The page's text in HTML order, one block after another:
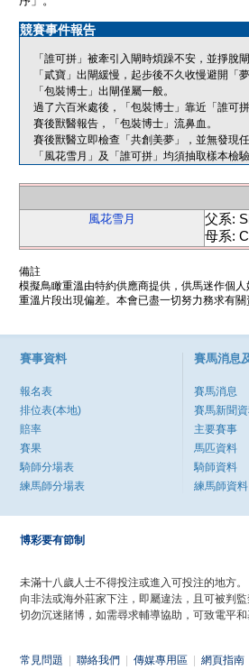
競賽事件報告
「誰可拼」被牽引入閘時煩躁不安，並掙脫
「貳寶」出閘緩慢，起步後不久收慢避開「
「包裝博士」出閘僅屬一般。
過了六百米處後，「包裝博士」靠近「誰可
賽後獸醫報告，「包裝博士」流鼻血。
賽後獸醫立即檢查「共創美夢」，並無發現
「風花雪月」及「誰可拼」均須抽取樣本檢驗
風花雪月
父系:
母系:
備註
模擬鳥瞰重溫由特約供應商提供，供馬迷作個
重溫片段出現偏差。本會已盡一切努力務求有
賽事資料
報名表
排位表(本地)
賠率
賽果
騎師分場表
練馬師分場表
賽馬消息
賽馬消息
賽馬新聞
主要賽事
馬匹資料
騎師資料
練馬師資料
博彩要有節制
未滿十八歲人士不得投注或進入可投注的地方。
向非法或海外莊家下注，即屬違法，且可被判監
切勿沉迷賭博，如需尋求輔導協助，可致電平和
常見問題 聯絡我們 傳媒專用區 網頁指南